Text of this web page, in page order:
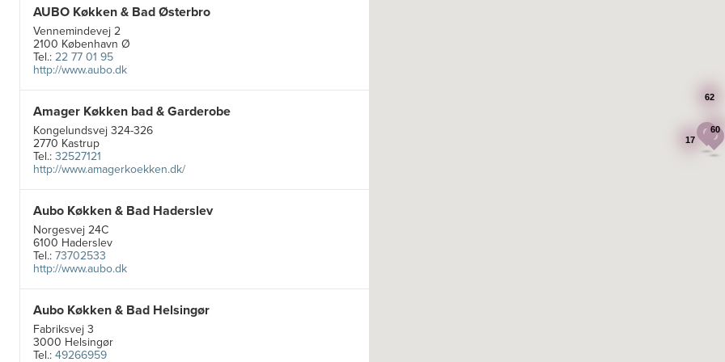
AUBO Køkken & Bad Østerbro
Vennemindevej 2
2100 København Ø
Tel.:22 77 01 95
http://www.aubo.dk
Amager Køkken bad & Garderobe
Kongelundsvej 324-326
2770 Kastrup
Tel.:32527121
http://www.amagerkoekken.dk/
Aubo Køkken & Bad Haderslev
Norgesvej 24C
6100 Haderslev
Tel.:73702533
http://www.aubo.dk
Aubo Køkken & Bad Helsingør
Fabriksvej 3
3000 Helsingør
Tel.:49266959
60
62
17